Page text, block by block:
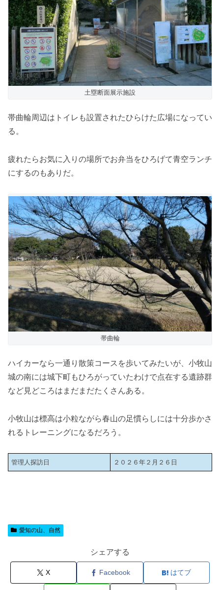
土塁断面展示施設
帯曲輪周辺はトイレも設置されたひらけた広場になってい
る。
疲れたらお気に入りの場所でお弁当をひろげて青空ランチ
にするのもありだ。
帯曲輪
ハイカーなら一通り散策コースを歩いてみたいが、小牧山
城の南には城下町もひろがっていたわけで点在する遺跡群
など見どころはまだまだたくさんある。
小牧山は標高は小粒ながら春山の足慣らしには十分歩かさ
れるトレーニングになるだろう。
管理人探訪日 ２０２６年２月２６日
愛知の山、自然
シェアする
X Facebook はてブ